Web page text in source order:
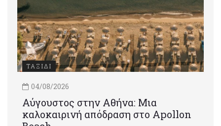
ΤΑΞΙΔΙ
04/08/2026
Αύγουστος στην Αθήνα: Μια
καλοκαιρινή απόδραση στο Apollon